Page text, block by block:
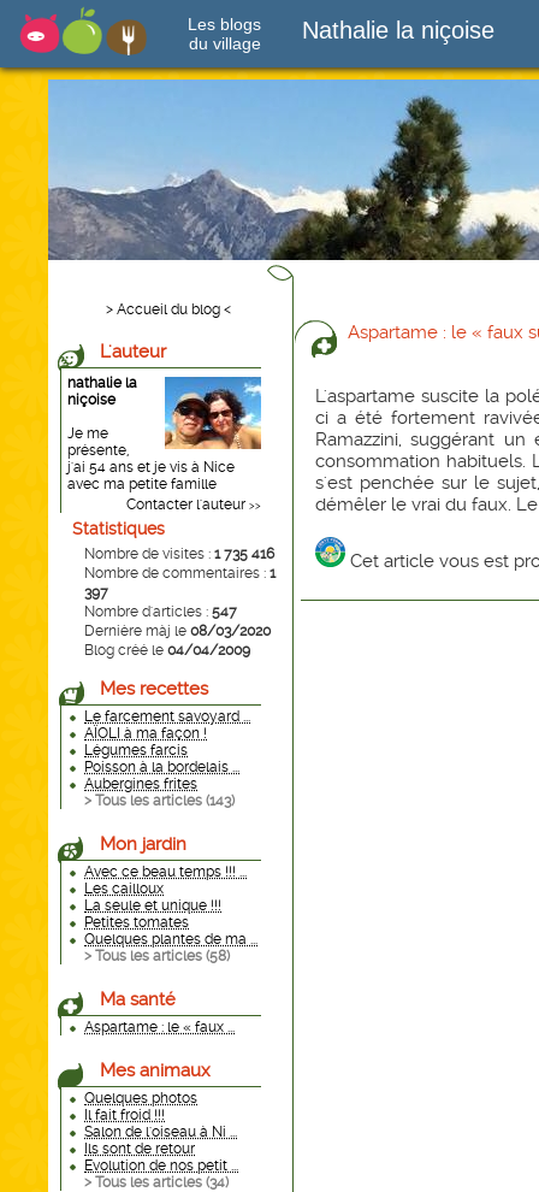
Les blogs
du village
Nathalie la niçoise
> Accueil du blog <
L'auteur
nathalie la
niçoise
Je me
présente,
j'ai 54 ans et je vis à Nice
avec ma petite famille
Contacter l'auteur >>
Statistiques
Nombre de visites : 1 735 416
Nombre de commentaires : 1
397
Nombre d'articles : 547
Dernière màj le 08/03/2020
Blog créé le 04/04/2009
Mes recettes
Le farcement savoyard ...
AÏOLI à ma façon !
Légumes farcis
Poisson à la bordelais ...
Aubergines frites
> Tous les articles (143)
Mon jardin
Avec ce beau temps !!! ...
Les cailloux
La seule et unique !!!
Petites tomates
Quelques plantes de ma ...
> Tous les articles (58)
Ma santé
Aspartame : le « faux ...
Mes animaux
Quelques photos
Il fait froid !!!
Salon de l'oiseau à Ni ...
Ils sont de retour
Evolution de nos petit ...
> Tous les articles (34)
Aspartame : le « faux
L'aspartame suscite la
ci a été fortement
Ramazzini, suggérant
consommation habituels.
s'est penchée sur le
démêler le vrai du faux.
Cet article vous est